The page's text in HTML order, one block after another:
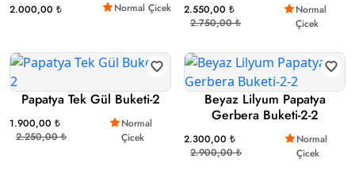
2.000,00 ₺ Normal Çicek
2.550,00 ₺
2.750,00 ₺
Normal
Çicek
Papatya Tek Gül Buketi-2
1.900,00 ₺
2.250,00 ₺
Normal
Çicek
Beyaz Lilyum Papatya
Gerbera Buketi-2-2
2.300,00 ₺
2.900,00 ₺
Normal
Çicek